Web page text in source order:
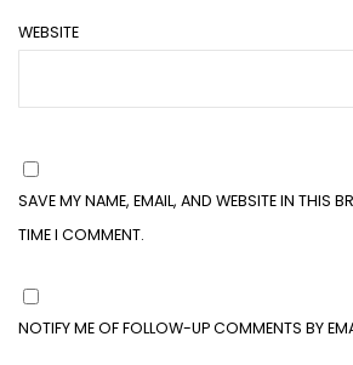
WEBSITE
SAVE MY NAME, EMAIL, AND WEBSITE IN THIS
TIME I COMMENT.
NOTIFY ME OF FOLLOW-UP COMMENTS BY